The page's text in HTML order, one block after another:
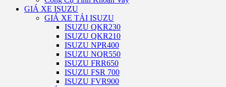
GIÁ XE ISUZU
GIÁ XE TẢI ISUZU
ISUZU QKR230
ISUZU QKR210
ISUZU NPR400
ISUZU NQR550
ISUZU FRR650
ISUZU FSR 700
ISUZU FVR900